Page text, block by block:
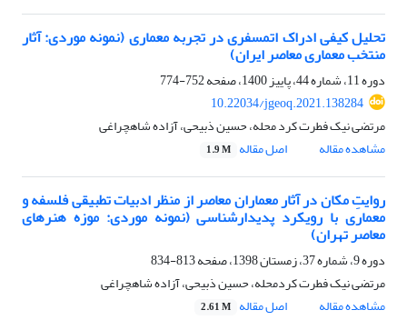
تحلیل کیفی ادراک اتمسفری در تجربه معماری (نمونه موردی: آثار
منتخب معماری معاصر ایران)
دوره 11، شماره 44، پاییز 1400، صفحه
752-774
10.22034/jgeoq.2021.138284
مرتضی نیک فطرت کرد محله، حسین ذبیحی، آزاده شاهچراغی
مشاهده مقاله
اصل مقاله 1.9 M
روایتِ مکان در آثار معماران معاصر از منظر ادبیات تطبیقی فلسفه و
معماری با رویکرد پدیدارشناسی (نمونه موردی: موزه هنرهای
معاصر تهران)
دوره 9، شماره 37، زمستان 1398، صفحه
813-834
مرتضی نیک فطرت کردمحله، حسین ذبیحی، آزاده شاهچراغی
مشاهده مقاله
اصل مقاله 2.61 M